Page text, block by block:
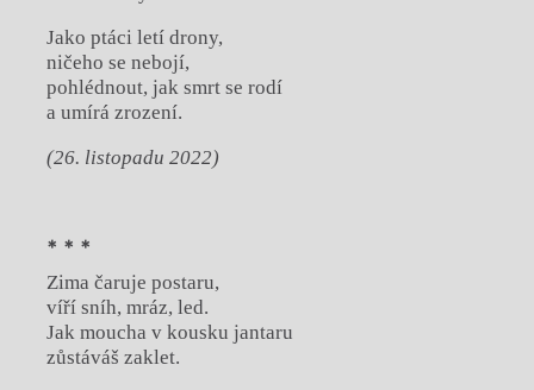
Jako ptáci letí drony,
ničeho se nebojí,
pohlédnout, jak smrt se rodí
a umírá zrození.
(26. listopadu 2022)
* * *
Zima čaruje postaru,
víří sníh, mráz, led.
Jak moucha v kousku jantaru
zůstáváš zaklet.